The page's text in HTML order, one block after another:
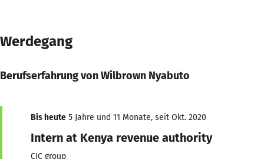
Werdegang
Berufserfahrung von Wilbrown Nyabuto
Bis heute 5 Jahre und 11 Monate, seit Okt. 2020
Intern at Kenya revenue authority
CIC group